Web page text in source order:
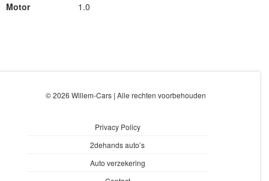
Motor
1.0
© 2026 Willem-Cars | Alle rechten voorbehouden
Privacy Policy
2dehands auto’s
Auto verzekering